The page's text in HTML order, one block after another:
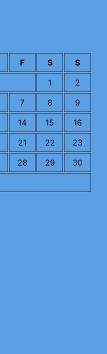
F S
S
1
2
7 8
9
14 15
16
21 22
23
28 29
30